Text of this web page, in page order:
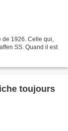
1926. Celle qui,
SS. Quand il est
toujours